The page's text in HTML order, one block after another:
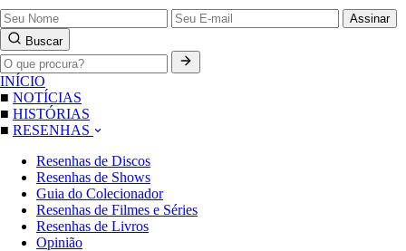
Assinar
Buscar
INÍCIO
■ NOTÍCIAS
■ HISTÓRIAS
■ RESENHAS
Resenhas de Discos
Resenhas de Shows
Guia do Colecionador
Resenhas de Filmes e Séries
Resenhas de Livros
Opinião